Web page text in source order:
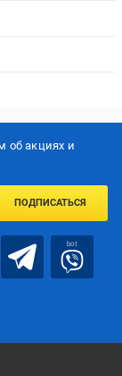
об акцияx и
ПОДПИСАТЬСЯ
bot